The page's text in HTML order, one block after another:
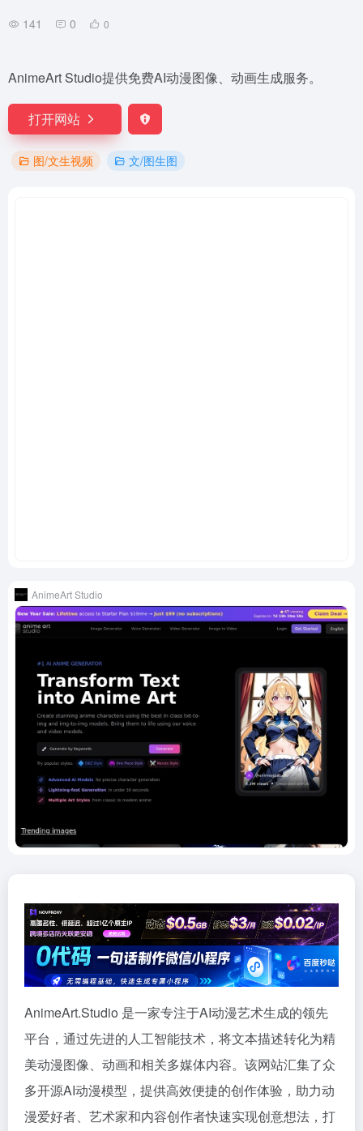
141 0 0
AnimeArt Studio提供免费AI动漫图像、动画生成服务。
打开网站
图/文生视频 文/图生图
AnimeArt Studio
AnimeArt.Studio 是一家专注于AI动漫艺术生成的领先
平台，通过先进的人工智能技术，将文本描述转化为精
美动漫图像、动画和相关多媒体内容。该网站汇集了众
多开源AI动漫模型，提供高效便捷的创作体验，助力动
漫爱好者、艺术家和内容创作者快速实现创意想法，打